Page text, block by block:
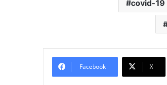
covid-19
Facebook X